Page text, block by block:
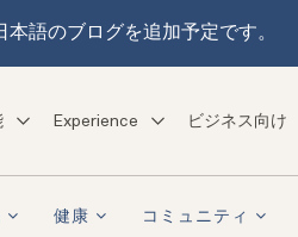
本語のブログを追加予定です。
Experience ビジネス向け
健康 コミュニティ